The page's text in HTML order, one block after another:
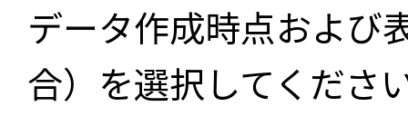
データ作成時点および
合）を選択してくださ